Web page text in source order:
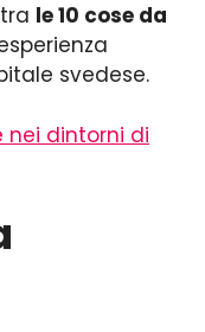
le 10 cose da
svedese.
nei dintorni di